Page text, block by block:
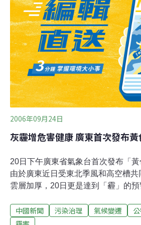
引發霾害，東協日前已經透過協商
決印尼霾害問題。
2006年09月24日
灰霾增危害健康 廣東首次發布
20日下午廣東省氣象台首次發布「黃
由於廣東近日受東北季風和高空槽共
雲層加厚，20日更是達到「霾」的
下降，因此，氣象台首發灰霾黃色預
由平均直徑只有0.31微米的細粒子大
中國新聞 污染治理 氣候變遷